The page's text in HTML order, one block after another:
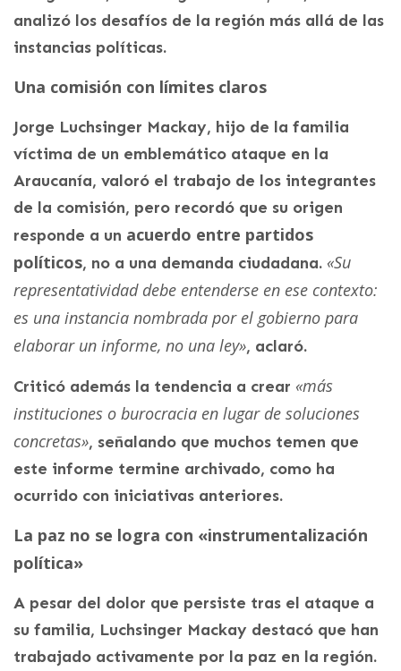
analizó los desafíos de la región más allá de las
instancias políticas.
Una comisión con límites claros
Jorge Luchsinger Mackay, hijo de la familia
víctima de un emblemático ataque en la
Araucanía, valoró el trabajo de los integrantes
de la comisión, pero recordó que su origen
responde a un acuerdo entre partidos
políticos, no a una demanda ciudadana. «Su
representatividad debe entenderse en ese contexto:
es una instancia nombrada por el gobierno para
elaborar un informe, no una ley», aclaró.
Criticó además la tendencia a crear «más
instituciones o burocracia en lugar de soluciones
concretas», señalando que muchos temen que
este informe termine archivado, como ha
ocurrido con iniciativas anteriores.
La paz no se logra con «instrumentalización
política»
A pesar del dolor que persiste tras el ataque a
su familia, Luchsinger Mackay destacó que han
trabajado activamente por la paz en la región.